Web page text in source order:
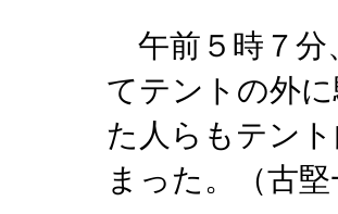
午前５時７分
てテントの外
た人らもテン
まった。（古